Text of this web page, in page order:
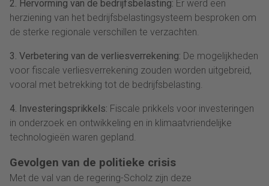
2. Hervorming van de bedrijfsbelasting: Er werd een
herziening van het bedrijfsbelastingsysteem besproken om
de sterke regionale verschillen te verzachten.
3. Verbetering van de verliesverrekening: De mogelijkheden
voor fiscale verliesverrekening zouden worden uitgebreid,
vooral met betrekking tot de bedrijfsbelasting.
4. Investeringsprikkels: Fiscale prikkels voor investeringen
in onderzoek en ontwikkeling en in klimaatvriendelijke
technologieën waren gepland.
Gevolgen van de politieke crisis
Met de val van de regering-Scholz zijn deze